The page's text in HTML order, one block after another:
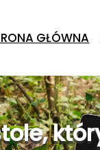
GŁÓWNA